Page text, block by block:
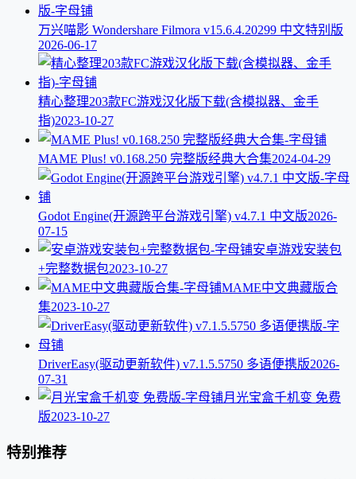
万兴喵影 Wondershare Filmora v15.6.4.20299 中文特别版
2026-06-17
精心整理203款FC游戏汉化版下载(含模拟器、金手
指)2023-10-27
MAME Plus! v0.168.250 完整版经典大合集2024-04-29
Godot Engine(开源跨平台游戏引擎) v4.7.1 中文版2026-
07-15
安卓游戏安装包
+完整数据包2023-10-27
MAME中文典藏版合
集2023-10-27
DriverEasy(驱动更新软件) v7.1.5.5750 多语便携版2026-
07-31
月光宝盒千机变 免费
版2023-10-27
特别推荐